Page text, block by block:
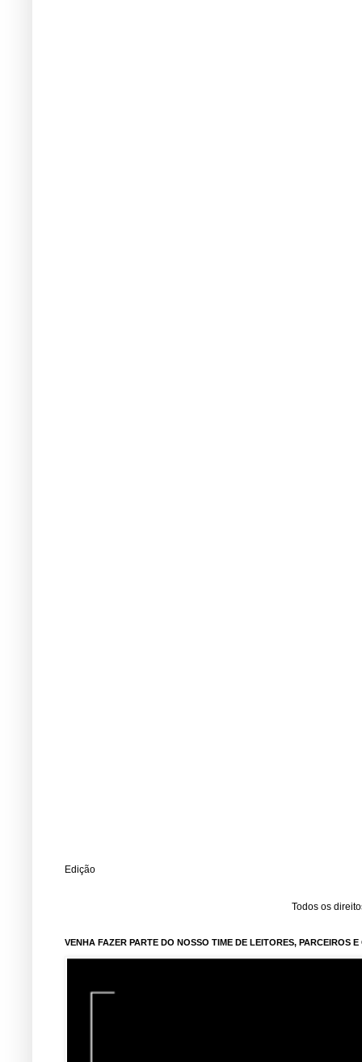
Edição
Todos os
VENHA FAZER PARTE DO NOSSO TIME DE LEITORES, PARCEIROS